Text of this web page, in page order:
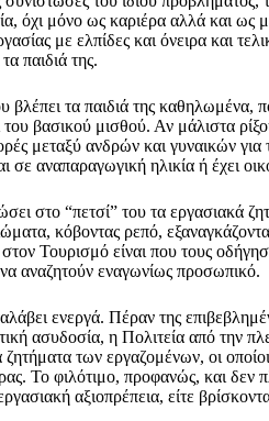
όχι μόνο ως καριέρα αλλά και ως
με ελπίδες και όνειρα και
παιδιά της.
τα παιδιά της καθηλωμένα,
βασικού μισθού. Αν μάλιστα
μεταξύ ανδρών και γυναικών για
αναπαραγωγική ηλικία ή έχει
στο “πετσί” του τα εργασιακά
κόβοντας ρεπό,
Τουρισμό είναι που τους
αναζητούν εναγωνίως προσωπικό.
ενεργά. Πέραν της
ασυδοσία, η Πολιτεία από την
των εργαζομένων, οι
Το φιλότιμο, προφανώς, και δεν
αξιοπρέπεια, είτε